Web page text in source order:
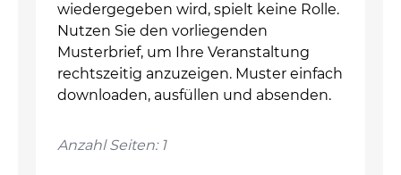
wiedergegeben wird, spielt keine Rolle.
Nutzen Sie den vorliegenden
Musterbrief, um Ihre Veranstaltung
rechtszeitig anzuzeigen. Muster einfach
downloaden, ausfüllen und absenden.
Anzahl Seiten: 1